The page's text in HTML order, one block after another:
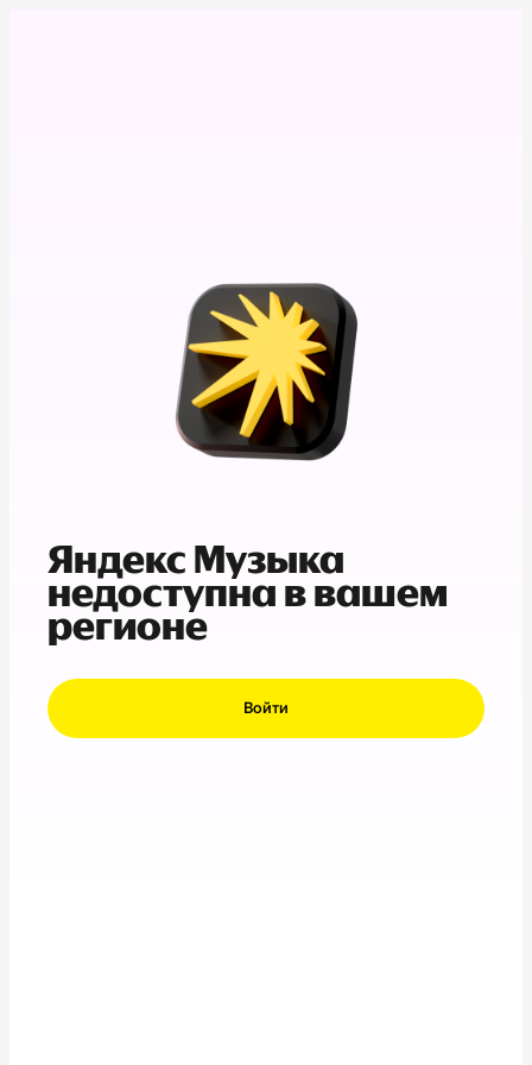
Яндекс Музыка
недоступна в вашем
регионе
Войти